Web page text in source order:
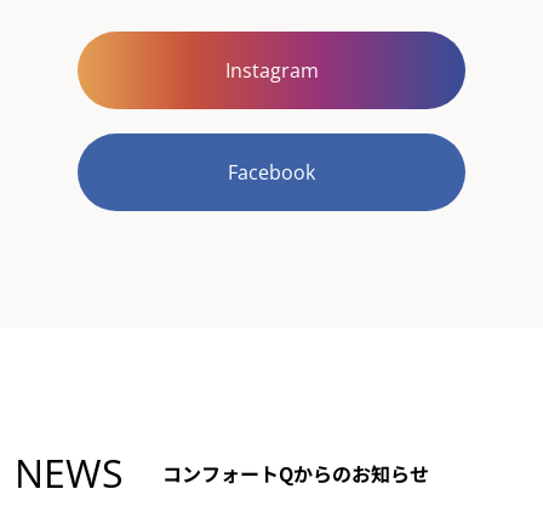
Instagram
Facebook
NEWS コンフォートQからのお知らせ